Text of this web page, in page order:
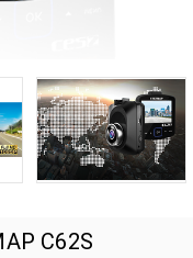
C62S